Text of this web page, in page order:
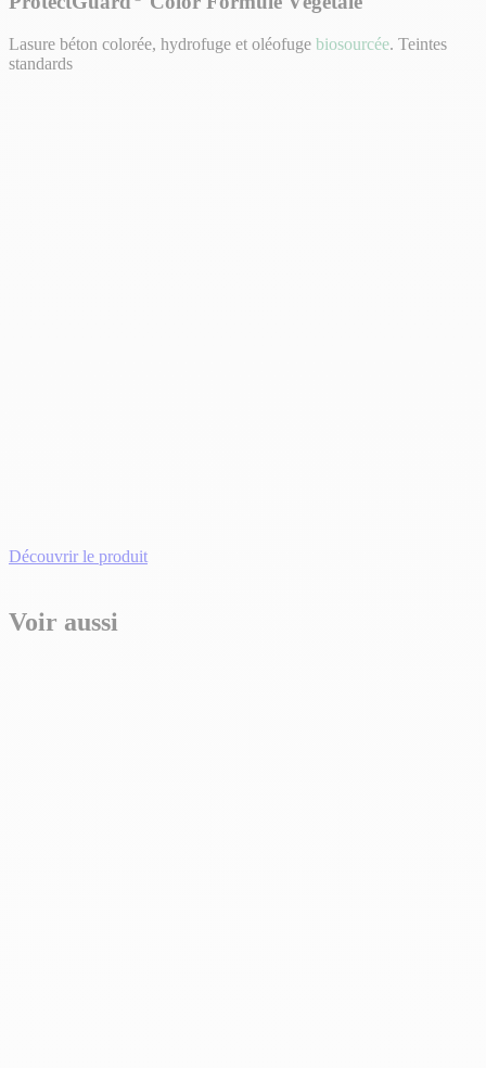
Lasure béton colorée, hydrofuge et oléofuge biosourcée. Teintes
standards
Découvrir le produit
Voir aussi